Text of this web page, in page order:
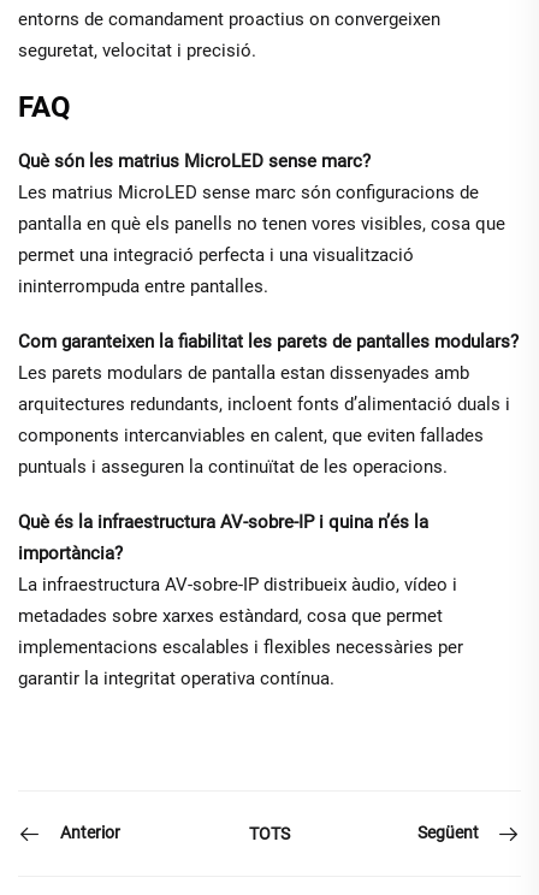
entorns de comandament proactius on convergeixen
seguretat, velocitat i precisió.
FAQ
Què són les matrius MicroLED sense marc?
Les matrius MicroLED sense marc són configuracions de
pantalla en què els panells no tenen vores visibles, cosa que
permet una integració perfecta i una visualització
ininterrompuda entre pantalles.
Com garanteixen la fiabilitat les parets de pantalles modulars?
Les parets modulars de pantalla estan dissenyades amb
arquitectures redundants, incloent fonts d’alimentació duals i
components intercanviables en calent, que eviten fallades
puntuals i asseguren la continuïtat de les operacions.
Què és la infraestructura AV-sobre-IP i quina n’és la
importància?
La infraestructura AV-sobre-IP distribueix àudio, vídeo i
metadades sobre xarxes estàndard, cosa que permet
implementacions escalables i flexibles necessàries per
garantir la integritat operativa contínua.
Anterior TOTS Següent